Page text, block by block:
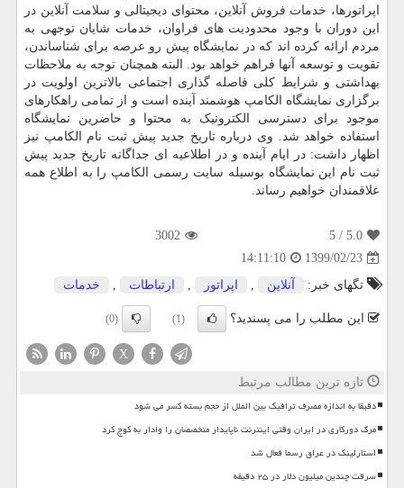
اپراتورها، خدمات فروش آنلاین، محتوای دیجیتالی و سلامت آنلاین در
این دوران با وجود محدودیت های فراوان، خدمات شایان توجهی به
مردم ارائه کرده اند که در نمایشگاه پیش رو عرصه برای شناساندن،
تقویت و توسعه آنها فراهم خواهد بود. البته همچنان توجه به ملاحظات
بهداشتی و شرایط کلی فاصله گذاری اجتماعی بالاترین اولویت در
برگزاری نمایشگاه الکامپ هوشمند آینده است و از تمامی راهکارهای
موجود برای دسترسی الکترونیک به محتوا و حاضرین نمایشگاه
استفاده خواهد شد. وی درباره تاریخ جدید پیش ثبت نام الکامپ نیز
اظهار داشت: در ایام آینده و در اطلاعیه ای جداگانه تاریخ جدید پیش
ثبت نام این نمایشگاه بوسیله سایت رسمی الکامپ را به اطلاع همه
علاقمندان خواهیم رساند.
5.0
/ 5
3002
1399/02/23
14:11:10
تگهای خبر:
آنلاین , اپراتور , ارتباطات , خدمات
این مطلب را می پسندید؟ (1)
(0)
X
تازه ترین مطالب مرتبط
دقیقا به اندازه مصرف ترافیک بین الملل از حجم بسته کسر می شود
مرگ دورکاری در ایران وقتی اینترنت ناپایدار متخصصان را وادار به کوچ کرد
استارلینک در عراق رسما فعال شد
سرقت چندین میلیون دلار در ۲۵ دقیقه